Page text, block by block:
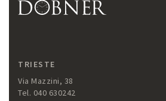
TRIESTE
Via Mazzini, 38
Tel. 040 630242